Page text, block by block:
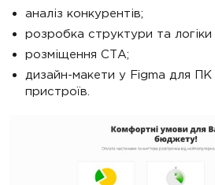
аналіз конкурентів;
розробка структури та
розміщення СТА;
дизайн-макети у Figma для ПК
пристроїв.